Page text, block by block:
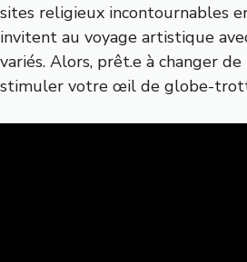
sites religieux incontournables
invitent au voyage artistique
variés. Alors, prêt.e à changer
stimuler votre œil de globe-